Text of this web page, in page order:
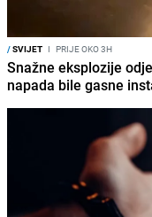
/SVIJET I PRIJE OKO 3H
Snažne eksplozije
napada bile gasne